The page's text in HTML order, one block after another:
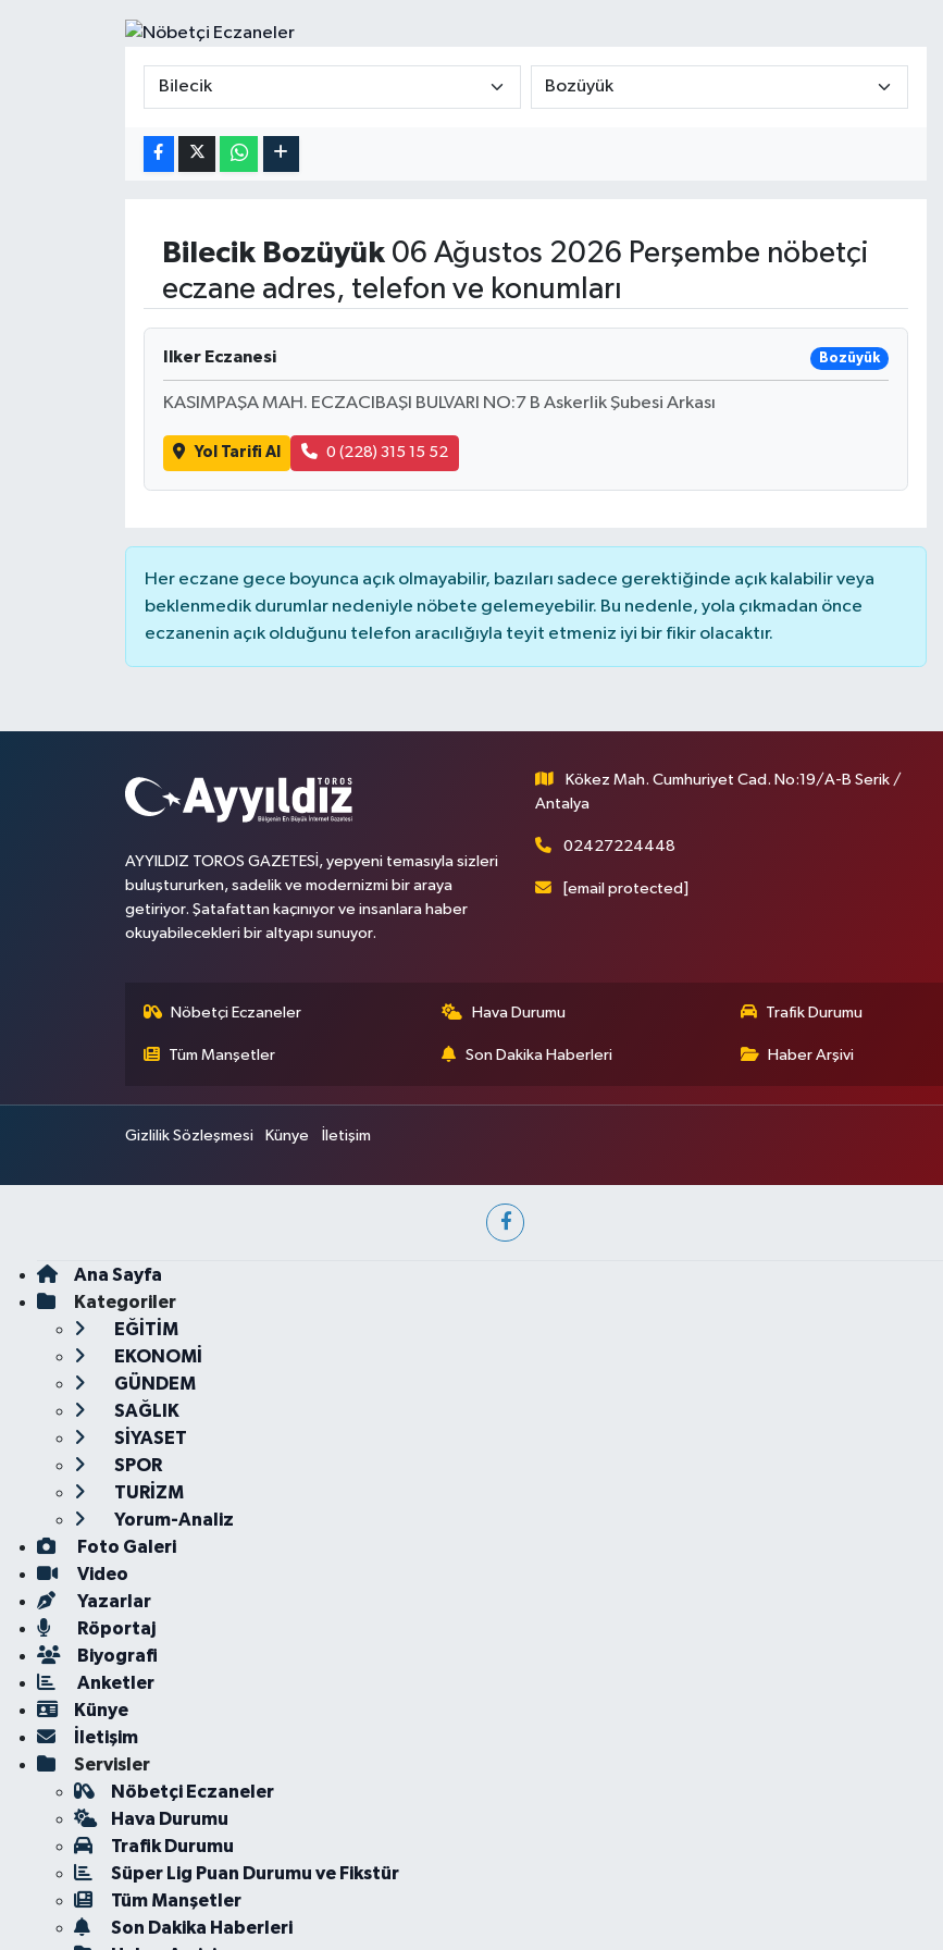
Bilecik Bozüyük06 Ağustos 2026 Perşembe nöbetçi
eczane adres, telefon ve konumları
Ilker Eczanesi Bozüyük
KASIMPAŞA MAH. ECZACIBAŞI BULVARI NO:7 B Askerlik Şubesi Arkası
Yol Tarifi Al 0 (228) 315 15 52
Her eczane gece boyunca açık olmayabilir, bazıları sadece gerektiğinde açık kalabilir veya
beklenmedik durumlar nedeniyle nöbete gelemeyebilir. Bu nedenle, yola çıkmadan önce
eczanenin açık olduğunu telefon aracılığıyla teyit etmeniz iyi bir fikir olacaktır.
AYYILDIZ TOROS GAZETESİ, yepyeni temasıyla sizleri
buluştururken, sadelik ve modernizmi bir araya
getiriyor. Şatafattan kaçınıyor ve insanlara haber
okuyabilecekleri bir altyapı sunuyor.
Kökez Mah. Cumhuriyet Cad. No:19/A-B Serik /
Antalya
02427224448
[email protected]
Nöbetçi Eczaneler Hava Durumu Trafik Durumu
Tüm Manşetler Son Dakika Haberleri Haber Arşivi
Gizlilik Sözleşmesi Künye İletişim
Ana Sayfa
Kategoriler
EĞİTİM
EKONOMİ
GÜNDEM
SAĞLIK
SİYASET
SPOR
TURİZM
Yorum-Analiz
Foto Galeri
Video
Yazarlar
Röportaj
Biyografi
Anketler
Künye
İletişim
Servisler
Nöbetçi Eczaneler
Hava Durumu
Trafik Durumu
Süper Lig Puan Durumu ve Fikstür
Tüm Manşetler
Son Dakika Haberleri